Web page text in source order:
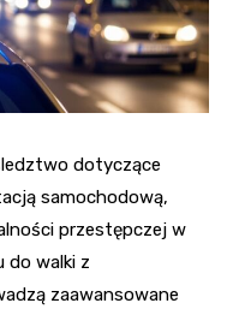
dotyczące
samochodową,
przestępczej w
do walki z
zaawansowane